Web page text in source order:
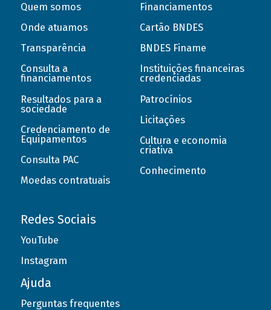
Quem somos
Onde atuamos
Transparência
Consulta a
financiamentos
Resultados para a
sociedade
Credenciamento de
Equipamentos
Consulta PAC
Moedas contratuais
Financiamentos
Cartão BNDES
BNDES Finame
Instituições financeiras
credenciadas
Patrocínios
Licitações
Cultura e economia
criativa
Conhecimento
Redes Sociais
YouTube
Instagram
Ajuda
Perguntas frequentes